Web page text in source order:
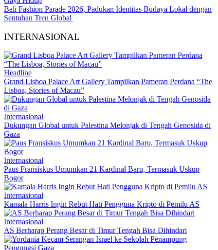
Bali Fashion Parade 2026, Padukan Identitas Budaya Lokal dengan
Sentuhan Tren Global
INTERNASIONAL
Headline
Grand Lisboa Palace Art Gallery Tampilkan Pameran Perdana “The
Lisboa, Stories of Macau”
Internasional
Dukungan Global untuk Palestina Melonjak di Tengah Genosida di
Gaza
Internasional
Paus Fransiskus Umumkan 21 Kardinal Baru, Termasuk Uskup
Bogor
Internasional
Kamala Harris Ingin Rebut Hati Pengguna Kripto di Pemilu AS
Internasional
AS Berharap Perang Besar di Timur Tengah Bisa Dihindari